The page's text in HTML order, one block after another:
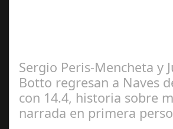
Sergio Peris-Mencheta y
Botto regresan a Naves
con 14.4, historia sobre
narrada en primera